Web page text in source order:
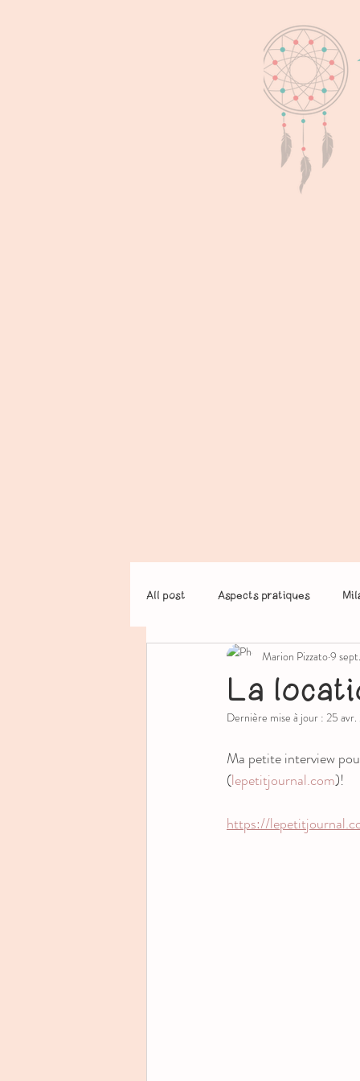
All post Aspects pratiques
La
Marion Pizzato9
Dernière mise à jour : 25
Ma petite interview
(lepetitjournal.com)!
https://